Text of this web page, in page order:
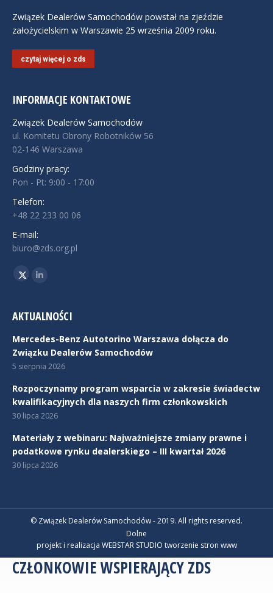
Związek Dealerów Samochodów powstał na zjeździe
założycielskim w Warszawie 25 września 2009 roku.
czytaj więcej o zds
INFORMACJE KONTAKTOWE
Związek Dealerów Samochodów
ul. Komitetu Obrony Robotników 56
02-146 Warszawa
Godziny pracy:
Pon - Pt: 9:00 - 17:00
Telefon:
+48 22 233 00 06
E-mail:
biuro@zds.org.pl
Znajdź nas na:
TwitterLinkedin
AKTUALNOŚCI
Mercedes-Benz Autotorino Warszawa dołącza do
Związku Dealerów Samochodów
5 sierpnia 2026
Rozpoczynamy program wsparcia w zakresie świadectw
kwalifikacyjnych dla naszych firm członkowskich
30 lipca 2026
Materiały z webinaru: Najważniejsze zmiany prawne i
podatkowe rynku dealerskiego – III kwartał 2026
30 lipca 2026
© Związek Dealerów Samochodów - 2019. All rights reserved.
Dolne
projekt i realizacja WEBSTAR STUDIO tworzenie stron www
CZŁONKOWIE WSPIERAJĄCY ZDS